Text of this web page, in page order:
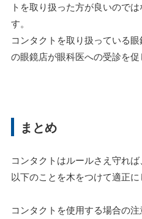
トを取り扱った方が良いので
す。
コンタクトを取り扱っている
の眼鏡店が眼科医への受診を促
まとめ
コンタクトはルールさえ守れば
以下のことを木をつけて適正に
コンタクトを使用する場合の注